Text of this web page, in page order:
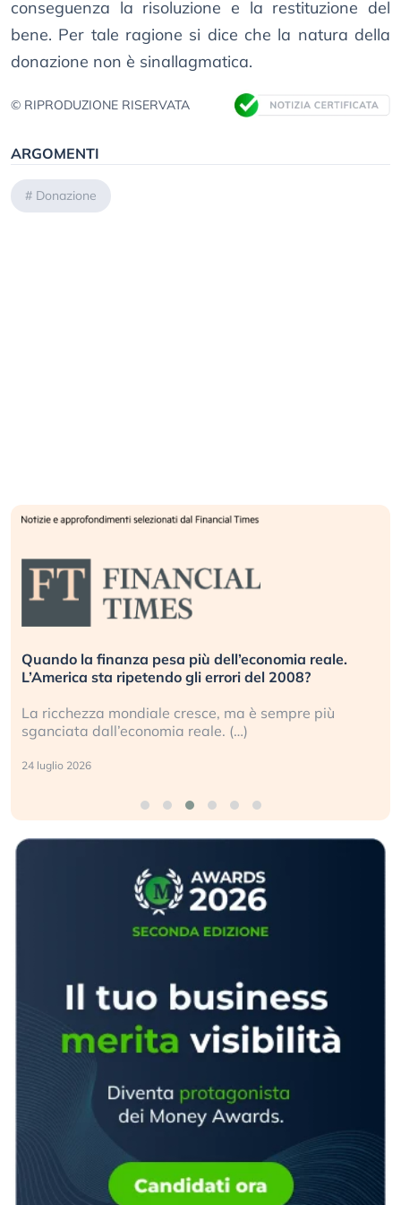
conseguenza la risoluzione e la restituzione del
bene. Per tale ragione si dice che la natura della
donazione non è sinallagmatica.
© RIPRODUZIONE RISERVATA
ARGOMENTI
# Donazione
Quando la finanza pesa più dell’economia reale.
L’America sta ripetendo gli errori del 2008?
La ricchezza mondiale cresce, ma è sempre più
sganciata dall’economia reale. (…)
24 luglio 2026